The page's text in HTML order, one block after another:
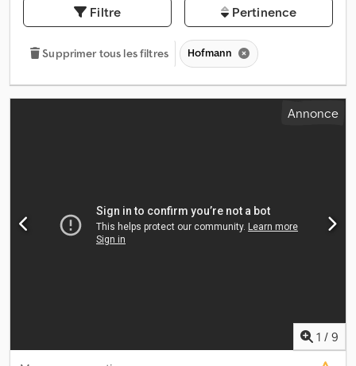
Filtre Pertinence
Supprimer tous les filtres Hofmann
Annonce
1 / 9